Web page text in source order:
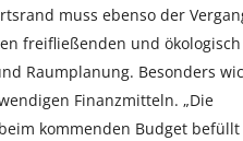
muss ebenso der
freifließenden und
Raumplanung. Besonders
Finanzmitteln. „Die
kommenden Budget